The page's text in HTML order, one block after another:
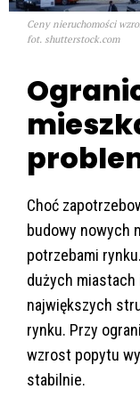
Ceny nieruchomości
fot. shutterstock.com
Choć
budowy nowych
potrzebami
dużych
największych
rynku. Przy
wzrost popytu
stabilnie.